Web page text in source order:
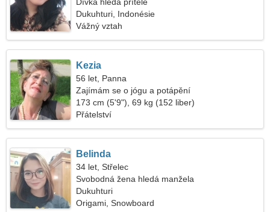
Dukuhturi, Indonésie
Vážný vztah
Kezia
56 let, Panna
Zajímám se o jógu a potápění
173 cm (5'9"), 69 kg (152 liber)
Přátelství
Belinda
34 let, Střelec
Svobodná žena hledá manžela
Dukuhturi
Origami, Snowboard